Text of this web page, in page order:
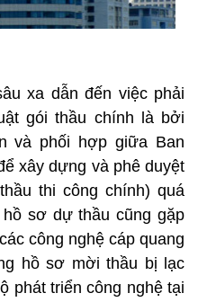
xa dẫn đến việc phải
gói thầu chính là bởi
và phối hợp giữa Ban
xây dựng và phê duyệt
thi công chính) quá
sơ dự thầu cũng gặp
công nghệ cáp quang
hồ sơ mời thầu bị lạc
phát triển công nghệ tại